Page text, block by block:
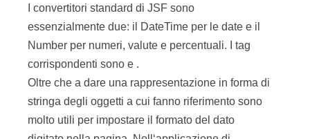
I convertitori standard di JSF sono
essenzialmente due: il DateTime per le date e il
Number per numeri, valute e percentuali. I tag
corrispondenti sono e .
Oltre che a dare una rappresentazione in forma di
stringa degli oggetti a cui fanno riferimento sono
molto utili per impostare il formato del dato